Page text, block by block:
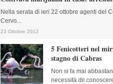
Nella serata di ieri 22 ottobre agenti del
Cervo...
23 Ottobre 2012
5 Fenicotteri nel
stagno di Cabras
Non si fa mai
necessità dii